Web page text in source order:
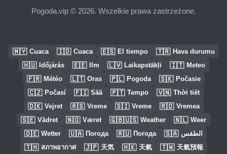
Pogoda.vip © 2026. Wszelkie prawa zastrzeżone.
🇲🇾 Cuaca 🇮🇩 Cuaca 🇪🇸 El tiempo 🇹🇷 Hava durumu
🇭🇺 Időjárás 🇪🇪 Ilm 🇱🇻 Laikapstākļi 🇮🇹 Meteo
🇫🇷 Météo 🇱🇹 Oras 🇵🇱 Pogoda 🇸🇰 Počasie
🇨🇿 Počasí 🇫🇮 Sää 🇵🇹 Tempo 🇻🇳 Thời tiết
🇩🇰 Vejret 🇷🇸 Vreme 🇸🇮 Vreme 🇷🇴 Vremea
🇸🇪 Vädret 🇳🇴 Været 🇬🇧🇺🇸 Weather 🇳🇱 Weer
🇩🇪 Wetter 🇺🇦 Погода 🇷🇺 Погода 🇸🇦 الطقس
🇹🇭 สภาพอากาศ 🇯🇵 天気 🇭🇰 天氣 🇹🇼 天氣預報